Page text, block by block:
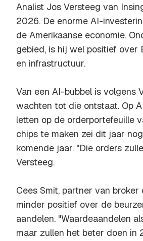
Analist Jos Versteeg van
2026. De enorme AI-
de Amerikaanse economie.
gebied, is hij wel positief over
en infrastructuur.
Van een AI-bubbel is volgens
wachten tot die ontstaat. Op
letten op de orderportefeuille
chips te maken zei dit jaar
komende jaar. "Die orders
Versteeg.
Cees Smit, partner van
minder positief over de
aandelen. "Waardeaandelen
maar zullen het beter doen in